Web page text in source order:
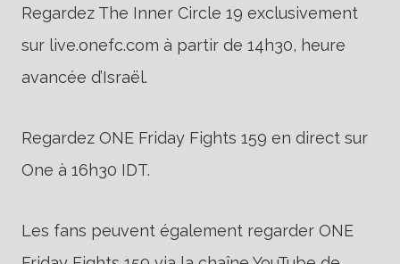
Regardez The Inner Circle 19 exclusivement
sur live.onefc.com à partir de 14h30, heure
avancée d’Israël.
Regardez ONE Friday Fights 159 en direct sur
One à 16h30 IDT.
Les fans peuvent également regarder ONE